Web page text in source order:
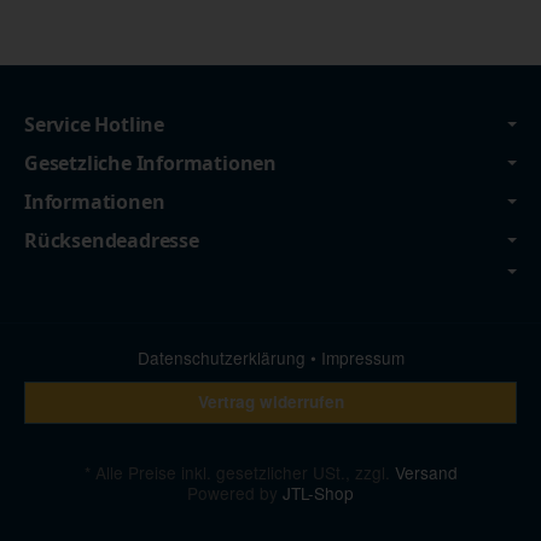
Service Hotline
Gesetzliche Informationen
Informationen
Rücksendeadresse
Datenschutzerklärung • Impressum
Vertrag widerrufen
* Alle Preise inkl. gesetzlicher USt., zzgl. Versand
Powered by JTL-Shop